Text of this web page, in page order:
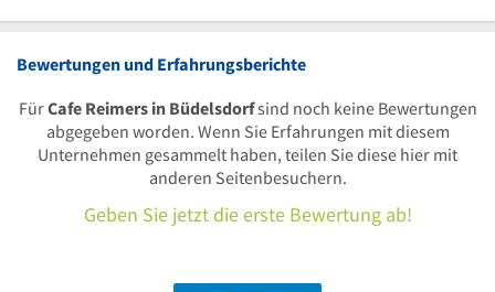
Bewertungen und Erfahrungsberichte
FürCafe Reimers in Büdelsdorfsind noch keine Bewertungen
abgegeben worden. Wenn Sie Erfahrungen mit diesem
Unternehmen gesammelt haben, teilen Sie diese hier mit
anderen Seitenbesuchern.
Geben Sie jetzt die erste Bewertung ab!